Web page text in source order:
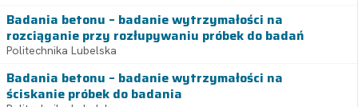
Badania betonu – badanie wytrzymałości na
rozciąganie przy rozłupywaniu próbek do badań
Politechnika Lubelska
Badania betonu – badanie wytrzymałości na
ściskanie próbek do badania